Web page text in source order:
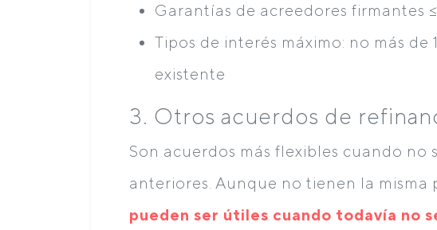
Garantías de acreedores firmantes
Tipos de interés máximo: no más de
existente
3. Otros acuerdos de
Son acuerdos más flexibles cuando no
anteriores. Aunque no tienen la misma
pueden ser útiles cuando todavía no